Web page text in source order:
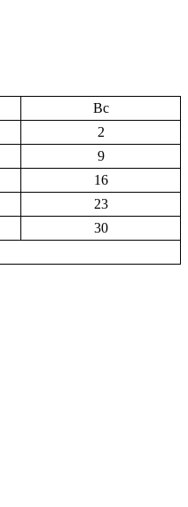
Вс
2
9
16
23
30